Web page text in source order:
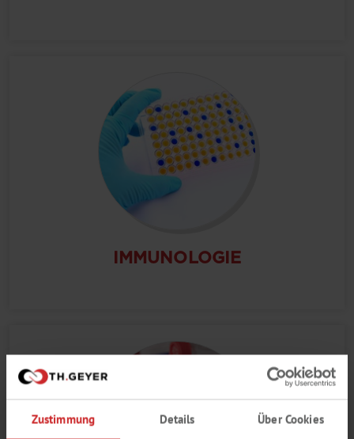
Zustimmung Details Über Cookies
IMMUNOLOGIE